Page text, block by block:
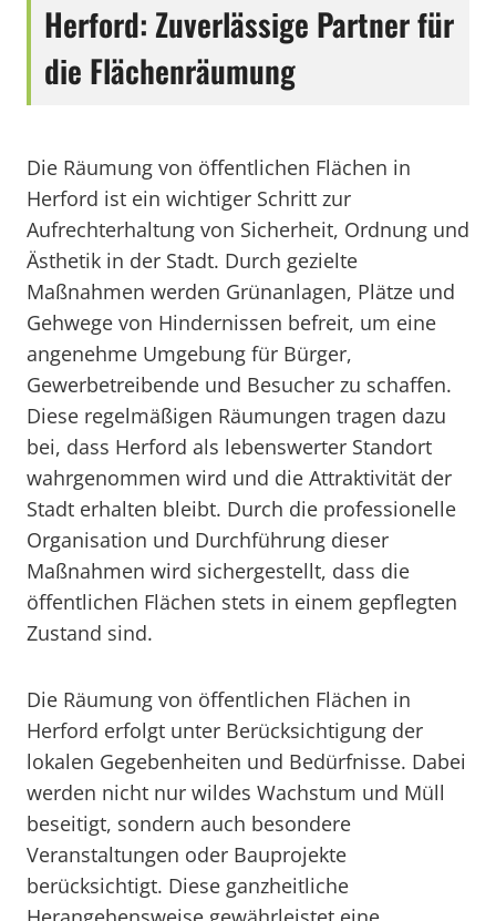
Herford: Zuverlässige Partner für
die Flächenräumung
Die Räumung von öffentlichen Flächen in
Herford ist ein wichtiger Schritt zur
Aufrechterhaltung von Sicherheit, Ordnung und
Ästhetik in der Stadt. Durch gezielte
Maßnahmen werden Grünanlagen, Plätze und
Gehwege von Hindernissen befreit, um eine
angenehme Umgebung für Bürger,
Gewerbetreibende und Besucher zu schaffen.
Diese regelmäßigen Räumungen tragen dazu
bei, dass Herford als lebenswerter Standort
wahrgenommen wird und die Attraktivität der
Stadt erhalten bleibt. Durch die professionelle
Organisation und Durchführung dieser
Maßnahmen wird sichergestellt, dass die
öffentlichen Flächen stets in einem gepflegten
Zustand sind.
Die Räumung von öffentlichen Flächen in
Herford erfolgt unter Berücksichtigung der
lokalen Gegebenheiten und Bedürfnisse. Dabei
werden nicht nur wildes Wachstum und Müll
beseitigt, sondern auch besondere
Veranstaltungen oder Bauprojekte
berücksichtigt. Diese ganzheitliche